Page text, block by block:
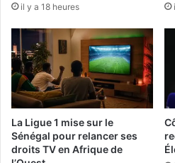
il y a 18 heures
La Ligue 1 mise sur le
Sénégal pour relancer ses
droits TV en Afrique de